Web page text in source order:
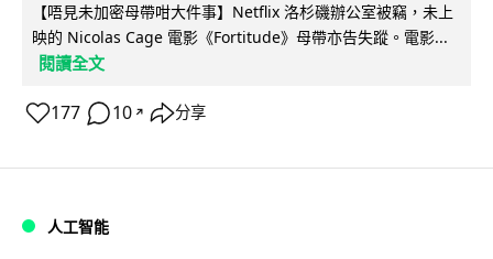
【唔見未加密母帶咁大件事】Netflix 洛杉磯辦公室被竊，未上
映的 Nicolas Cage 電影《Fortitude》母帶亦告失蹤。電影...
閱讀全文
177 10 ↗ 分享
人工智能